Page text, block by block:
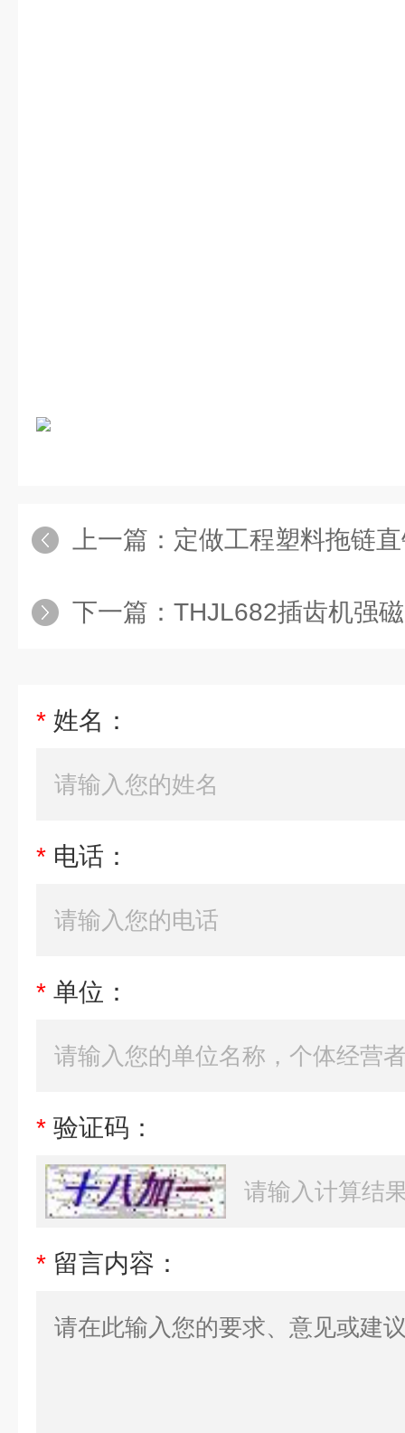
上一篇： 定做工程塑料拖链
下一篇： THJL682插齿机强
* 姓名：
* 电话：
* 单位：
* 验证码：
* 留言内容：